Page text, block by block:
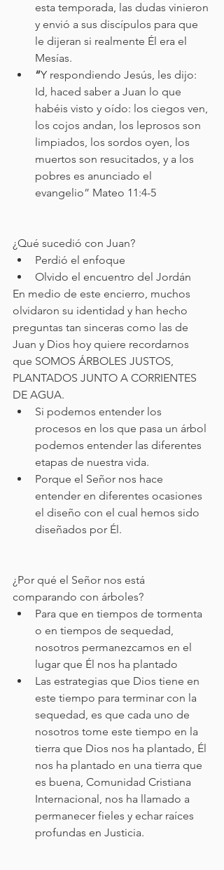
esta temporada, las dudas vinieron
y envió a sus discípulos para que
le dijeran si realmente Él era el
Mesías.
“Y respondiendo Jesús, les dijo:
Id, haced saber a Juan lo que
habéis visto y oído: los ciegos ven,
los cojos andan, los leprosos son
limpiados, los sordos oyen, los
muertos son resucitados, y a los
pobres es anunciado el
evangelio” Mateo 11:4-5
¿Qué sucedió con Juan?
Perdió el enfoque
Olvido el encuentro del Jordán
En medio de este encierro, muchos
olvidaron su identidad y han hecho
preguntas tan sinceras como las de
Juan y Dios hoy quiere recordarnos
que SOMOS ÁRBOLES JUSTOS,
PLANTADOS JUNTO A CORRIENTES
DE AGUA.
Si podemos entender los
procesos en los que pasa un árbol
podemos entender las diferentes
etapas de nuestra vida.
Porque el Señor nos hace
entender en diferentes ocasiones
el diseño con el cual hemos sido
diseñados por Él.
¿Por qué el Señor nos está
comparando con árboles?
Para que en tiempos de tormenta
o en tiempos de sequedad,
nosotros permanezcamos en el
lugar que Él nos ha plantado
Las estrategias que Dios tiene en
este tiempo para terminar con la
sequedad, es que cada uno de
nosotros tome este tiempo en la
tierra que Dios nos ha plantado, Él
nos ha plantado en una tierra que
es buena, Comunidad Cristiana
Internacional, nos ha llamado a
permanecer fieles y echar raíces
profundas en Justicia.